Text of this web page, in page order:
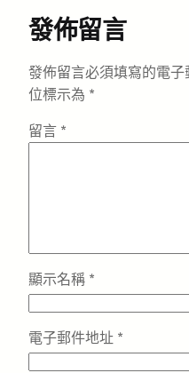
發佈留言
發佈留言必須填寫的電子
位標示為 *
留言 *
顯示名稱 *
電子郵件地址 *